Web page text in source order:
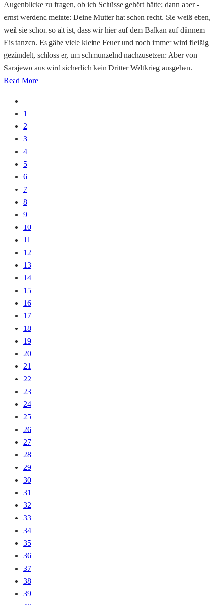
Augenblicke zu fragen, ob ich Schüsse gehört hätte; dann aber -
ernst werdend meinte: Deine Mutter hat schon recht. Sie weiß eben,
weil sie schon so alt ist, dass wir hier auf dem Balkan auf dünnem
Eis tanzen. Es gäbe viele kleine Feuer und noch immer wird fleißig
gezündelt, schloss er, um schmunzelnd nachzusetzen: Aber von
Sarajewo aus wird sicherlich kein Dritter Weltkrieg ausgehen.
Read More
1
2
3
4
5
6
7
8
9
10
11
12
13
14
15
16
17
18
19
20
21
22
23
24
25
26
27
28
29
30
31
32
33
34
35
36
37
38
39